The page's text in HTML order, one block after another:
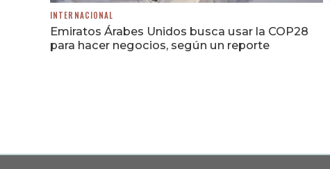
INTERNACIONAL
Emiratos Árabes Unidos busca usar la COP28
para hacer negocios, según un reporte